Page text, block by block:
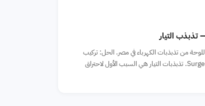
من تذبذبات الكهرباء في مصر. الحل: تركيب
Surge Protector. تذبذبات التيار هي السبب الأول لاحتراق